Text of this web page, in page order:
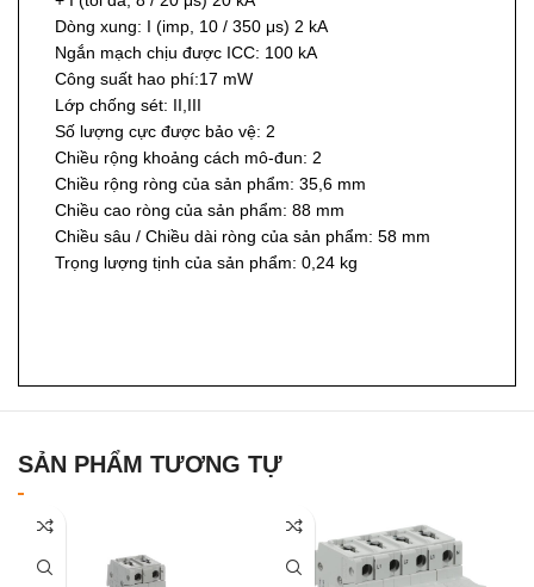
Dòng xung: I (imp, 10 / 350 μs) 2 kA
Ngắn mạch chịu được ICC: 100 kA
Công suất hao phí:17 mW
Lớp chống sét: II,III
Số lượng cực được bảo vệ: 2
Chiều rộng khoảng cách mô-đun: 2
Chiều rộng ròng của sản phẩm: 35,6 mm
Chiều cao ròng của sản phẩm: 88 mm
Chiều sâu / Chiều dài ròng của sản phẩm: 58 mm
Trọng lượng tịnh của sản phẩm: 0,24 kg
SẢN PHẨM TƯƠNG TỰ